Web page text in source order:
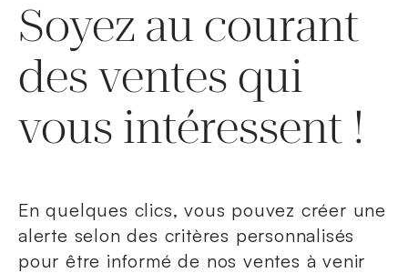
Soyez au courant
des ventes qui
vous intéressent !
En quelques clics, vous pouvez créer une
alerte selon des critères personnalisés
pour être informé de nos ventes à venir